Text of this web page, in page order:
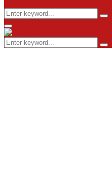
Search
for:
Primary
Menu
Search
for: